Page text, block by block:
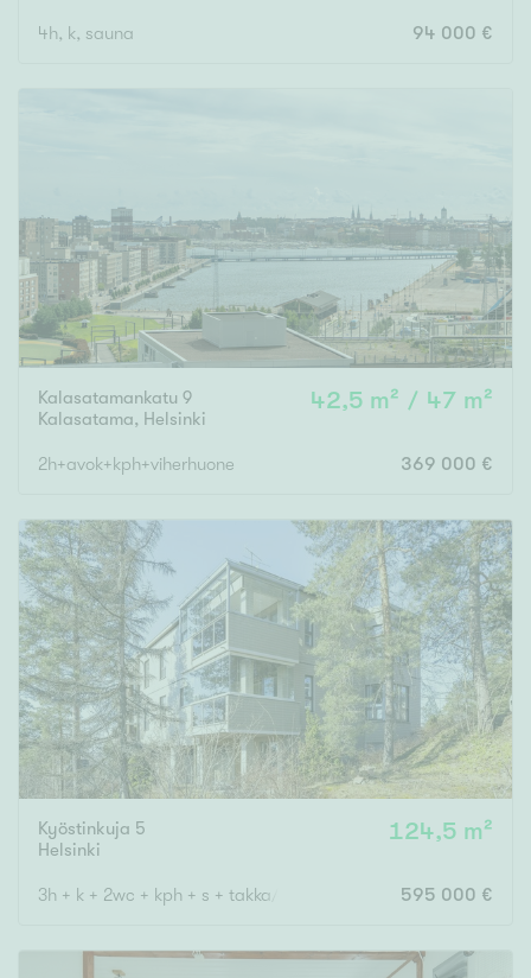
4h, k, sauna 94 000 €
Kalasatamankatu 9
Kalasatama, Helsinki
42,5 m² / 47 m²
2h+avok+kph+viherhuone 369 000 €
Kyöstinkuja 5
Helsinki
124,5 m²
3h + k + 2wc + kph + s + takka/askarteluhuone + khh +2vh/var
595 000 €